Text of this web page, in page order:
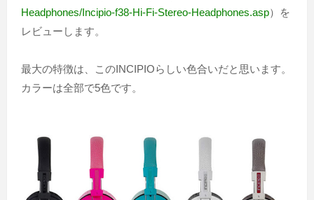
Headphones/Incipio-f38-Hi-Fi-Stereo-Headphones.asp）を
レビューします。
最大の特徴は、このINCIPIOらしい色合いだと思います。
カラーは全部で5色です。